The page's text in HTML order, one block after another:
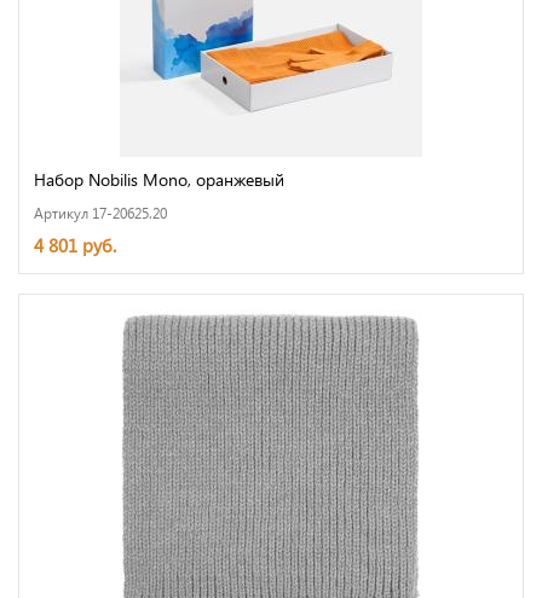
Набор Nobilis Mono, оранжевый
Артикул 17-20625.20
4 801 руб.